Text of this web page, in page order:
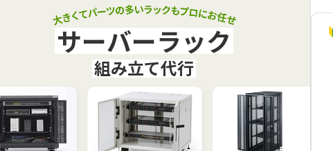
サーバーラック
組み立て代行